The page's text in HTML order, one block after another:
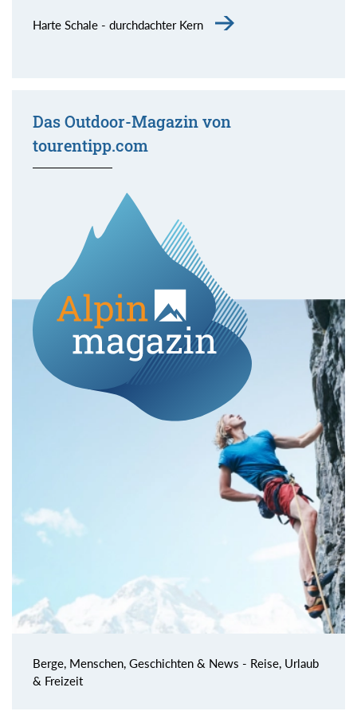
Harte Schale - durchdachter Kern
Das Outdoor-Magazin von
tourentipp.com
Berge, Menschen, Geschichten & News - Reise, Urlaub
& Freizeit